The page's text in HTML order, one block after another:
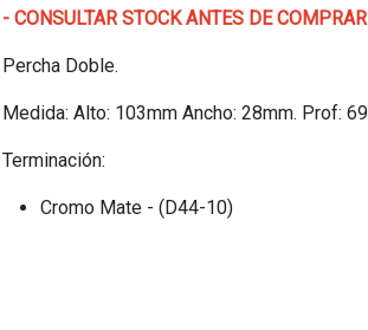
- CONSULTAR STOCK ANTES DE
Percha Doble.
Medida: Alto: 103mm Ancho: 28mm. Prof:
Terminación:
Cromo Mate - (D44-10)